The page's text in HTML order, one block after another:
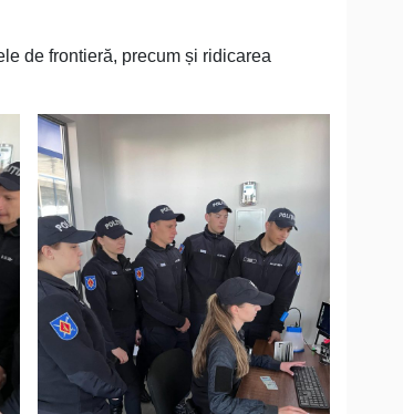
de frontieră, precum și ridicarea